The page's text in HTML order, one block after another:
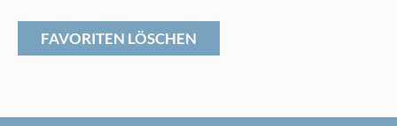
FAVORITEN LÖSCHEN